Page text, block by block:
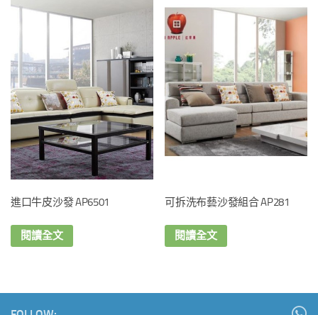
進口牛皮沙發 AP6501
閱讀全文
可拆洗布藝沙發組合 AP281
閱讀全文